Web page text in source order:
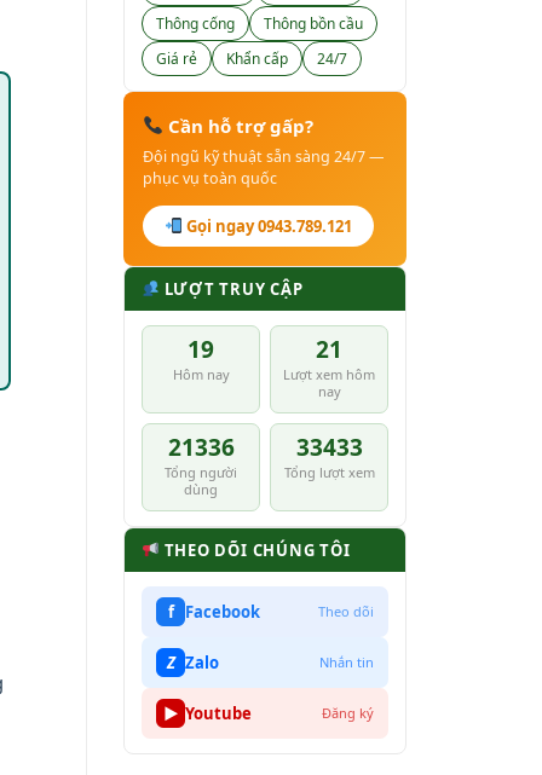
Thông cống
Thông bồn cầu
Giá rẻ
Khẩn cấp 24/7
Cần hỗ trợ gấp?
Đội ngũ kỹ thuật sẵn sàng 24/7 —
phục vụ toàn quốc
Gọi ngay 0943.789.121
LƯỢT TRUY CẬP
19
Hôm nay
21
Lượt xem hôm
nay
21336
Tổng người
dùng
33433
Tổng lượt xem
THEO DÕI CHÚNG TÔI
f Facebook Theo dõi
Z Zalo Nhắn tin
▶ Youtube Đăng ký